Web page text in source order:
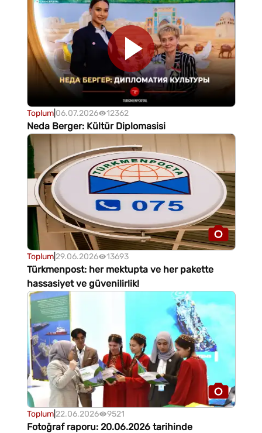
Toplum| 06.07.2026 12362
Neda Berger: Kültür Diplomasisi
Toplum|29.06.2026 13693
Türkmenpost: her mektupta ve her pakette
hassasiyet ve güvenilirlik!
Toplum|22.06.2026 9521
Fotoğraf raporu: 20.06.2026 tarihinde